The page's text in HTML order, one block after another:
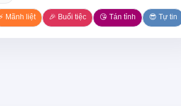
⚡ Mãnh liệt 🎉 Buổi tiệc 😘 Tán tỉnh 😎 Tự tin